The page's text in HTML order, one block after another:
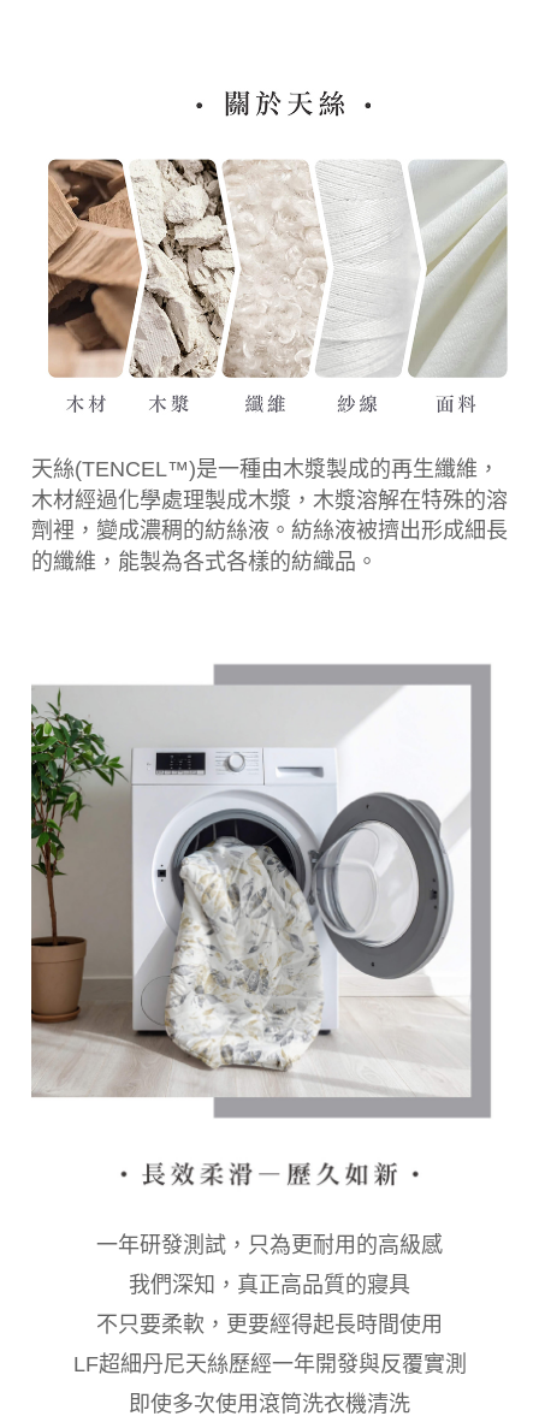
天絲(TENCEL™)是一種由木漿製成的再生纖維，
木材經過化學處理製成木漿，木漿溶解在特殊的溶
劑裡，變成濃稠的紡絲液。紡絲液被擠出形成細長
的纖維，能製為各式各樣的紡織品。
一年研發測試，只為更耐用的高級感
我們深知，真正高品質的寢具
不只要柔軟，更要經得起長時間使用
LF超細丹尼天絲歷經一年開發與反覆實測
即使多次使用滾筒洗衣機清洗